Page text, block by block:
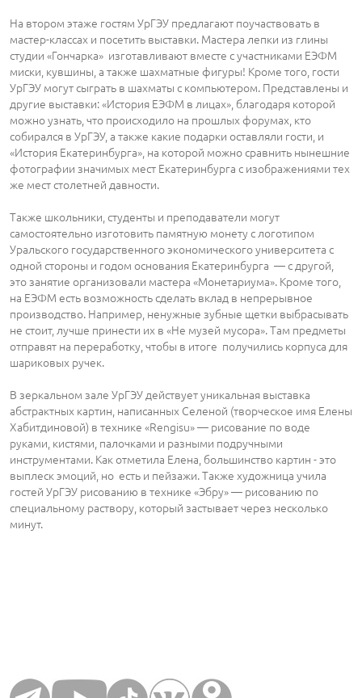
На втором этаже гостям УрГЭУ предлагают поучаствовать в
мастер-классах и посетить выставки. Мастера лепки из глины
студии «Гончарка» изготавливают вместе с участниками ЕЭФМ
миски, кувшины, а также шахматные фигуры! Кроме того, гости
УрГЭУ могут сыграть в шахматы с компьютером. Представлены и
другие выставки: «История ЕЭФМ в лицах», благодаря которой
можно узнать, что происходило на прошлых форумах, кто
собирался в УрГЭУ, а также какие подарки оставляли гости, и
«История Екатеринбурга», на которой можно сравнить нынешние
фотографии значимых мест Екатеринбурга с изображениями тех
же мест столетней давности.
Также школьники, студенты и преподаватели могут
самостоятельно изготовить памятную монету с логотипом
Уральского государственного экономического университета с
одной стороны и годом основания Екатеринбурга — с другой,
это занятие организовали мастера «Монетариума». Кроме того,
на ЕЭФМ есть возможность сделать вклад в непрерывное
производство. Например, ненужные зубные щетки выбрасывать
не стоит, лучше принести их в «Не музей мусора». Там предметы
отправят на переработку, чтобы в итоге получились корпуса для
шариковых ручек.
В зеркальном зале УрГЭУ действует уникальная выставка
абстрактных картин, написанных Селеной (творческое имя Елены
Хабитдиновой) в технике «Rengisu» — рисование по воде
руками, кистями, палочками и разными подручными
инструментами. Как отметила Елена, большинство картин - это
выплеск эмоций, но есть и пейзажи. Также художница учила
гостей УрГЭУ рисованию в технике «Эбру» — рисованию по
специальному раствору, который застывает через несколько
минут.